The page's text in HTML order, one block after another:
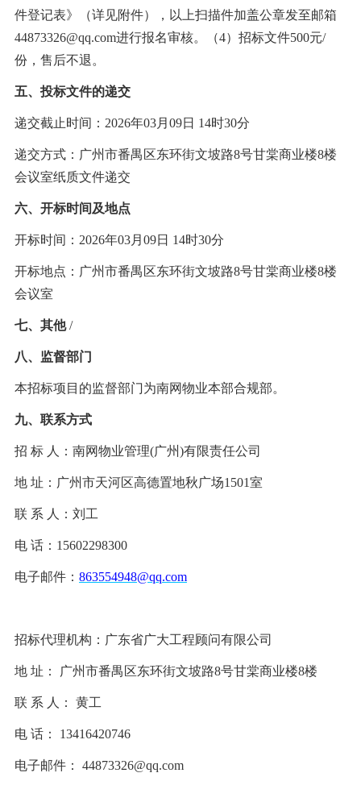
件登记表》（详见附件），以上扫描件加盖公章发至邮箱
44873326@qq.com进行报名审核。（4）招标文件500元/
份，售后不退。
五、投标文件的递交
递交截止时间： 2026年03月09日 14时30分
递交方式：广州市番禺区东环街文坡路8号甘棠商业楼8楼
会议室纸质文件递交
六、开标时间及地点
开标时间： 2026年03月09日 14时30分
开标地点：广州市番禺区东环街文坡路8号甘棠商业楼8楼
会议室
七、其他 /
八、监督部门
本招标项目的监督部门为南网物业本部合规部。
九、联系方式
招 标 人：南网物业管理(广州)有限责任公司
地 址：广州市天河区高德置地秋广场1501室
联 系 人：刘工
电 话： 15602298300
电子邮件： 863554948@qq.com
招标代理机构：广东省广大工程顾问有限公司
地 址： 广州市番禺区东环街文坡路8号甘棠商业楼8楼
联 系 人： 黄工
电 话： 13416420746
电子邮件： 44873326@qq.com